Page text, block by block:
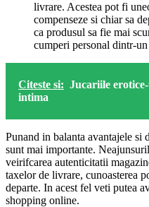
livrare. Acestea pot fi
compenseze si chiar sa
ca produsul sa fie mai
cumperi personal dintr-
Citeste si: Jucariile
intima
Punand in balanta avantajele si
sunt mai importante.
veirifcarea autenticitatii
taxelor de livrare, cunoasterea
departe. In acest fel veti putea
shopping online.